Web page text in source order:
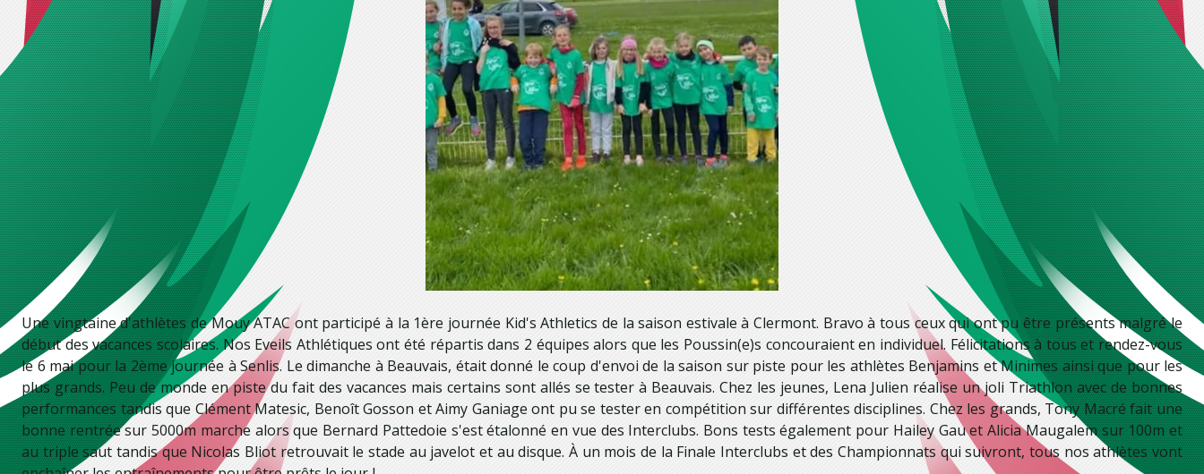
Une vingtaine d'athlètes de Mouy ATAC ont participé à la 1ère journée Kid's Athletics de la saison estivale à Clermont. Bravo à tous ceux qui ont pu être présents malgré le
début des vacances scolaires. Nos Eveils Athlétiques ont été répartis dans 2 équipes alors que les Poussin(e)s concouraient en individuel. Félicitations à tous et rendez-vous
le 6 mai pour la 2ème journée à Senlis. Le dimanche à Beauvais, était donné le coup d'envoi de la saison sur piste pour les athlètes Benjamins et Minimes ainsi que pour les
plus grands. Peu de monde en piste du fait des vacances mais certains sont allés se tester à Beauvais. Chez les jeunes, Lena Julien réalise un joli Triathlon avec de bonnes
performances tandis que Clément Matesic, Benoît Gosson et Aimy Ganiage ont pu se tester en compétition sur différentes disciplines. Chez les grands, Tony Macré fait une
bonne rentrée sur 5000m marche alors que Bernard Pattedoie s'est étalonné en vue des Interclubs. Bons tests également pour Hailey Gau et Alicia Maugalem sur 100m et
au triple saut tandis que Nicolas Bliot retrouvait le stade au javelot et au disque. À un mois de la Finale Interclubs et des Championnats qui suivront, tous nos athlètes vont